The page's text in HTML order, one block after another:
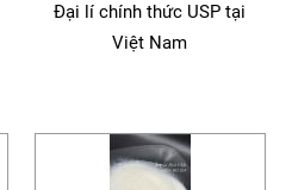
Đại lí chính thức USP tại
Việt Nam